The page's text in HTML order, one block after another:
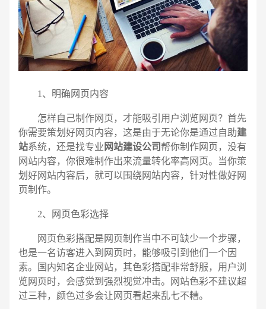
1、明确网页内容
怎样自己制作网页，才能吸引用户浏览网页？首先
你需要策划好网页内容，这是由于无论你是通过自助建
站系统，还是找专业 网站建设公司帮你制作网页，没有
网站内容，你很难制作出来流量转化率高网页。当你策
划好网站内容后，就可以围绕网站内容，针对性做好网
页制作。
2、网页色彩选择
网页色彩搭配是网页制作当中不可缺少一个步骤，
也是一名访客进入到网页时，能够吸引到他们一个因
素。国内知名企业网站，其色彩搭配非常舒服，用户浏
览网页时，会感觉到强烈视觉冲击。网站色彩不建议超
过三种，颜色过多会让网页看起来乱七不糟。
请输入您的公司名称 名字
电话 微信号